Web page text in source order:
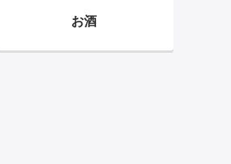
お酒